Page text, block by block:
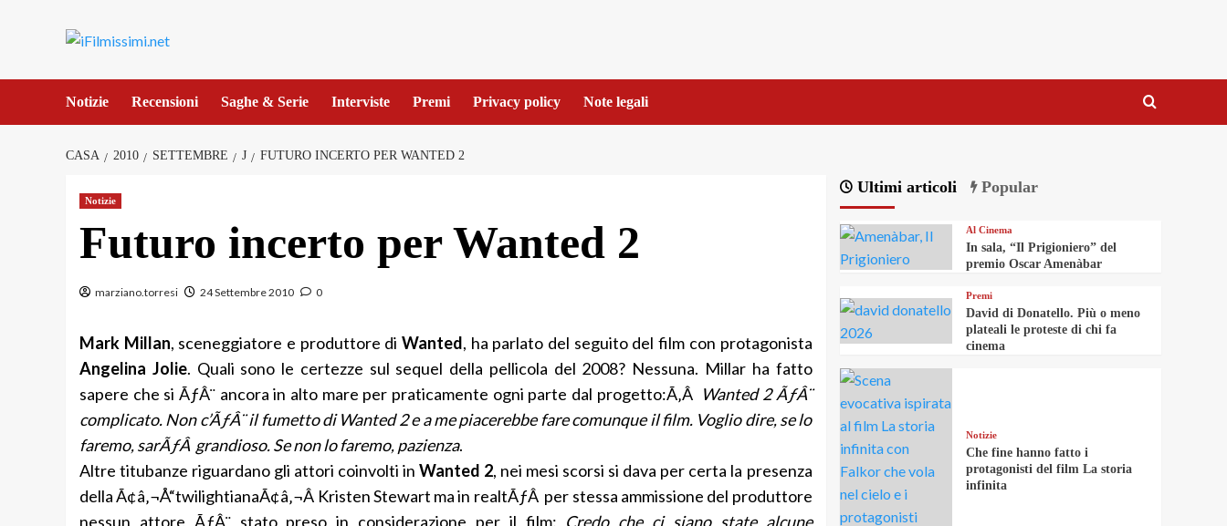
Notizie Recensioni Saghe & Serie Interviste Premi Privacy policy Note legali
CASA 2010 SETTEMBRE J FUTURO INCERTO PER WANTED 2
Notizie
Futuro incerto per Wanted 2
marziano.torresi 24 Settembre 2010 0
Mark Millan, sceneggiatore e produttore diWanted, ha parlato del seguito del film con protagonista
Angelina Jolie. Quali sono le certezze sul sequel della pellicola del 2008? Nessuna. Millar ha fatto
sapere che si ÃƒÂ¨ ancora in alto mare per praticamente ogni parte dal progetto:Ã‚Â Wanted 2 ÃƒÂ¨
complicato. Non c’ÃƒÂ¨ il fumetto di Wanted 2 e a me piacerebbe fare comunque il film. Voglio dire, se lo
faremo, sarÃƒÂ grandioso. Se non lo faremo, pazienza.
Altre titubanze riguardano gli attori coinvolti inWanted 2, nei mesi scorsi si dava per certa la presenza
della Ã¢â‚¬Å“twilightianaÃ¢â‚¬Â Kristen Stewart ma in realtÃƒÂ per stessa ammissione del produttore
nessun attore ÃƒÂ¨ stato preso in considerazione per il film: Credo che ci siano state alcune
Ultimi articoli Popular
Al Cinema
In sala, “Il Prigioniero” del
premio Oscar Amenàbar
Premi
David di Donatello. Più o meno
plateali le proteste di chi fa
cinema
Notizie
Che fine hanno fatto i
protagonisti del film La storia
infinita